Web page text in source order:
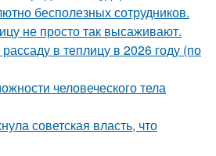
бесполезных сотрудников.
не просто так высаживают.
в теплицу в 2026 году (по
человеческого тела
советская власть, что